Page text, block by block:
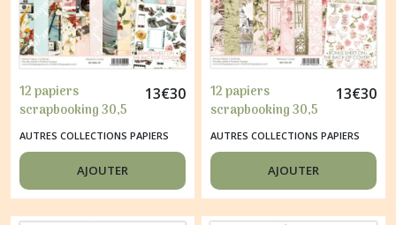
12 papiers
scrapbooking 30,5
x 30,5 cm Mintay By
Karola MAMARAZZI
13€30
AUTRES COLLECTIONS PAPIERS
AJOUTER
12 papiers
scrapbooking 30,5
x 30,5 cm Mintay By
Karola CITY OF LOVE
13€30
AUTRES COLLECTIONS PAPIERS
AJOUTER